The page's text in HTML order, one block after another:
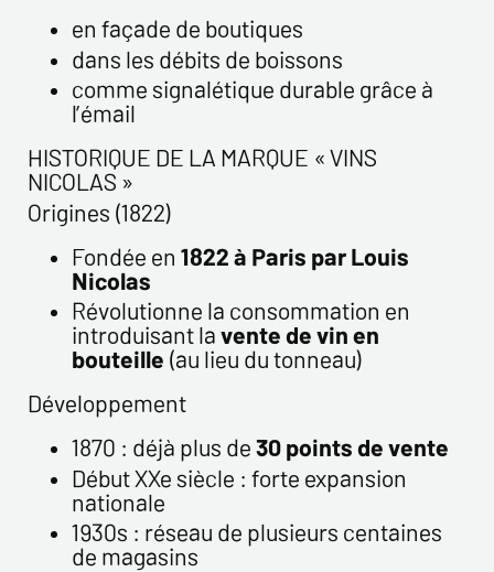
en façade de boutiques
dans les débits de boissons
comme signalétique durable grâce à
l’émail
HISTORIQUE DE LA MARQUE « VINS
NICOLAS »
Origines (1822)
Fondée en 1822 à Paris par Louis
Nicolas
Révolutionne la consommation en
introduisant lavente de vin en
bouteille (au lieu du tonneau)
Développement
1870 : déjà plus de30 points de vente
Début XXe siècle : forte expansion
nationale
1930s : réseau de plusieurs centaines
de magasins